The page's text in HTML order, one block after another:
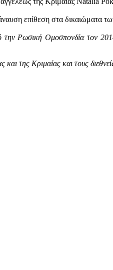
επίθεση στα δικαιώματα
Ρωσική Ομοσπονδία τον
της Κριμαίας και τους